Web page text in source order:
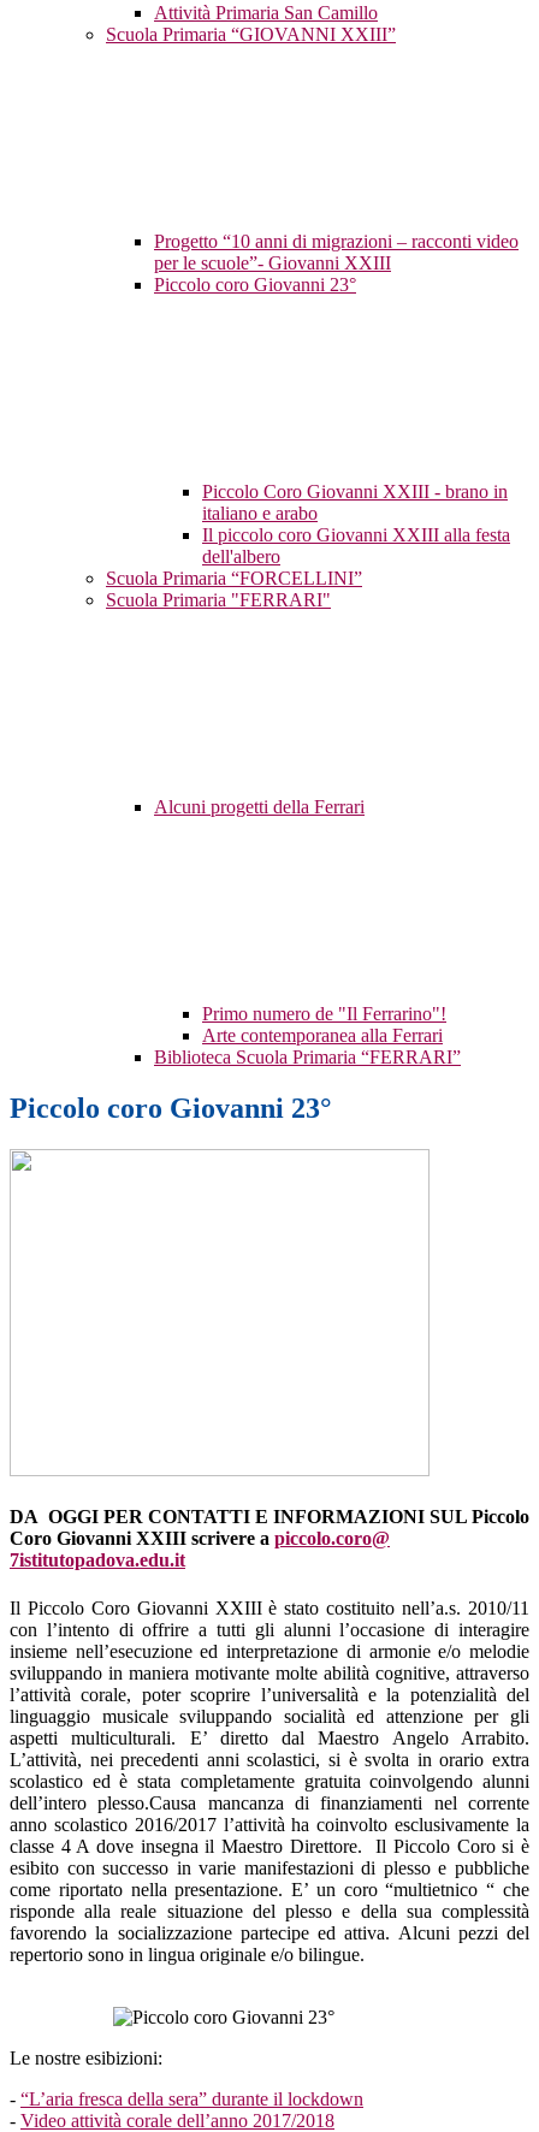
Attività Primaria San Camillo
Scuola Primaria “GIOVANNI XXIII”
Progetto “10 anni di migrazioni – racconti video
per le scuole”- Giovanni XXIII
Piccolo coro Giovanni 23°
Piccolo Coro Giovanni XXIII - brano in
italiano e arabo
Il piccolo coro Giovanni XXIII alla festa
dell'albero
Scuola Primaria “FORCELLINI”
Scuola Primaria "FERRARI"
Alcuni progetti della Ferrari
Primo numero de "Il Ferrarino"!
Arte contemporanea alla Ferrari
Biblioteca Scuola Primaria “FERRARI”
Piccolo coro Giovanni 23°
DA OGGI PER CONTATTI E INFORMAZIONI SUL Piccolo
Coro Giovanni XXIII scrivere a piccolo.coro@
7istitutopadova.edu.it
Il Piccolo Coro Giovanni XXIII è stato costituito nell’a.s. 2010/11
con l’intento di offrire a tutti gli alunni l’occasione di interagire
insieme nell’esecuzione ed interpretazione di armonie e/o melodie
sviluppando in maniera motivante molte abilità cognitive, attraverso
l’attività corale, poter scoprire l’universalità e la potenzialità del
linguaggio musicale sviluppando socialità ed attenzione per gli
aspetti multiculturali. E’ diretto dal Maestro Angelo Arrabito.
L’attività, nei precedenti anni scolastici, si è svolta in orario extra
scolastico ed è stata completamente gratuita coinvolgendo alunni
dell’intero plesso.Causa mancanza di finanziamenti nel corrente
anno scolastico 2016/2017 l’attività ha coinvolto esclusivamente la
classe 4 A dove insegna il Maestro Direttore. Il Piccolo Coro si è
esibito con successo in varie manifestazioni di plesso e pubbliche
come riportato nella presentazione. E’ un coro “multietnico “ che
risponde alla reale situazione del plesso e della sua complessità
favorendo la socializzazione partecipe ed attiva. Alcuni pezzi del
repertorio sono in lingua originale e/o bilingue.
Le nostre esibizioni:
- “L’aria fresca della sera” durante il lockdown
- Video attività corale dell’anno 2017/2018